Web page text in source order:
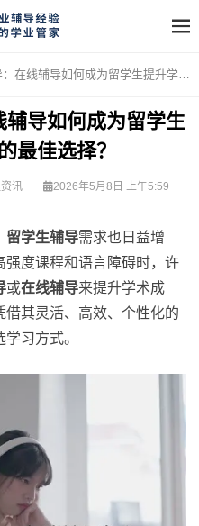
辅导如何成为留学生提升学术成绩的最佳选择？
导如何成为留学生
最佳选择？
讯 2026年5月8日 上午5:59
留学生辅导需求也日益增
强度课程和语言障碍时，许
或在线辅导来提升学术成
借其灵活、高效、个性化的
习方式。